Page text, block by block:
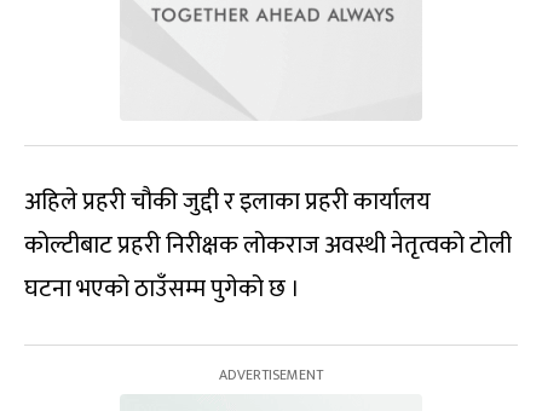
अहिले प्रहरी चौकी जुद्दी र इलाका प्रहरी कार्यालय
कोल्टीबाट प्रहरी निरीक्षक लोकराज अवस्थी नेतृत्वको टोली
घटना भएको ठाउँसम्म पुगेको छ ।